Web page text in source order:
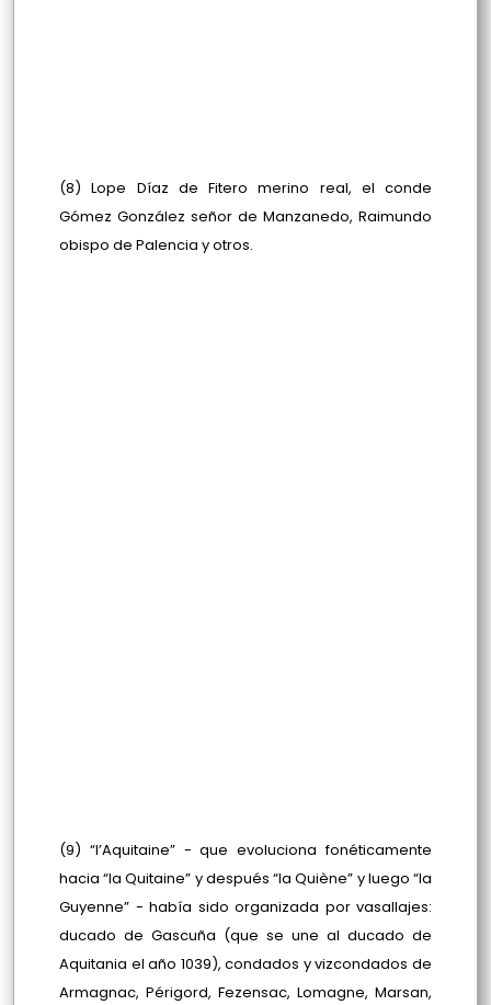
(8) Lope Díaz de Fitero merino real, el conde
Gómez González señor de Manzanedo, Raimundo
obispo de Palencia y otros.
(9) “l’Aquitaine” - que evoluciona fonéticamente
hacia “la Quitaine” y después “la Quiène” y luego “la
Guyenne” - había sido organizada por vasallajes:
ducado de Gascuña (que se une al ducado de
Aquitania el año 1039), condados y vizcondados de
Armagnac, Périgord, Fezensac, Lomagne, Marsan,